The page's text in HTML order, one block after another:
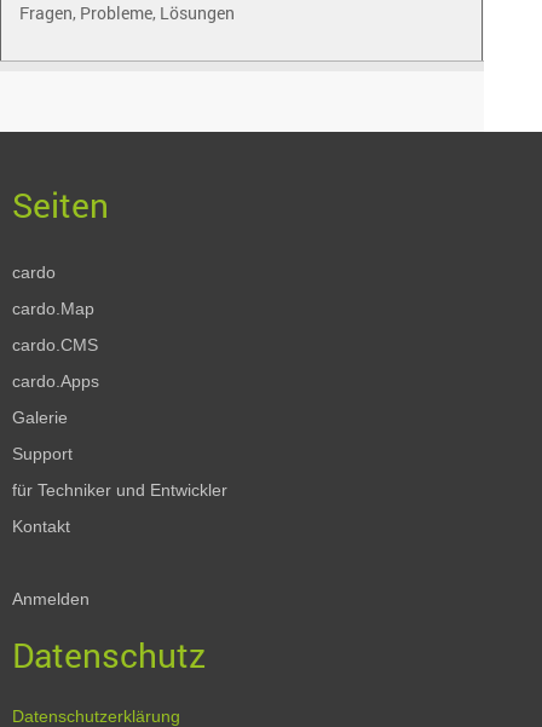
Fragen, Probleme, Lösungen
cardo
cardo.Map
cardo.CMS
cardo.Apps
Galerie
Support
für Techniker und Entwickler
Kontakt
Anmelden
Datenschutz
Datenschutzerklärung